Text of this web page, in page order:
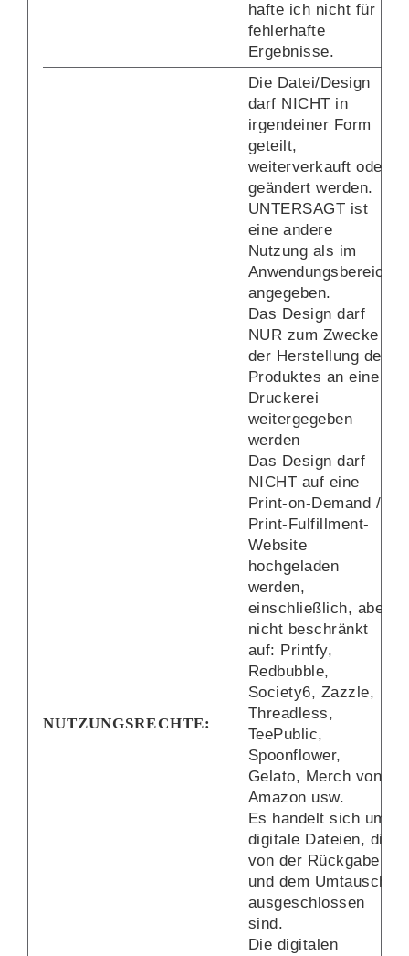
hafte ich nicht für
fehlerhafte
Ergebnisse.
NUTZUNGSRECHTE:
Die Datei/Design
darf NICHT in
irgendeiner Form
geteilt,
weiterverkauft oder
geändert werden.
UNTERSAGT ist
eine andere
Nutzung als im
Anwendungsbereich
angegeben.
Das Design darf
NUR zum Zwecke
der Herstellung des
Produktes an eine
Druckerei
weitergegeben
werden
Das Design darf
NICHT auf eine
Print-on-Demand /
Print-Fulfillment-
Website
hochgeladen
werden,
einschließlich, aber
nicht beschränkt
auf: Printfy,
Redbubble,
Society6, Zazzle,
Threadless,
TeePublic,
Spoonflower,
Gelato, Merch von
Amazon usw.
Es handelt sich um
digitale Dateien, die
von der Rückgabe
und dem Umtausch
ausgeschlossen
sind.
Die digitalen